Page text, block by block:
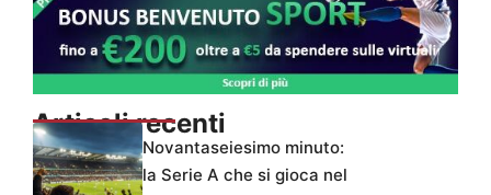
Articoli recenti
Novantaseiesimo minuto:
la Serie A che si gioca nel